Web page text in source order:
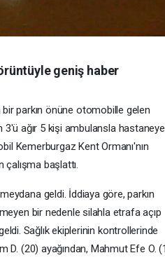
geniş haber
bir parkın önüne otomobille gelen
3'ü ağır 5 kişi ambulansla hastaneye
Kemerburgaz Kent Ormanı'nın
başlattı.
geldi. İddiaya göre, parkın
bir nedenle silahla etrafa açıp
Sağlık ekiplerinin kontrollerinde
D. (20) ayağından, Mahmut Efe O.